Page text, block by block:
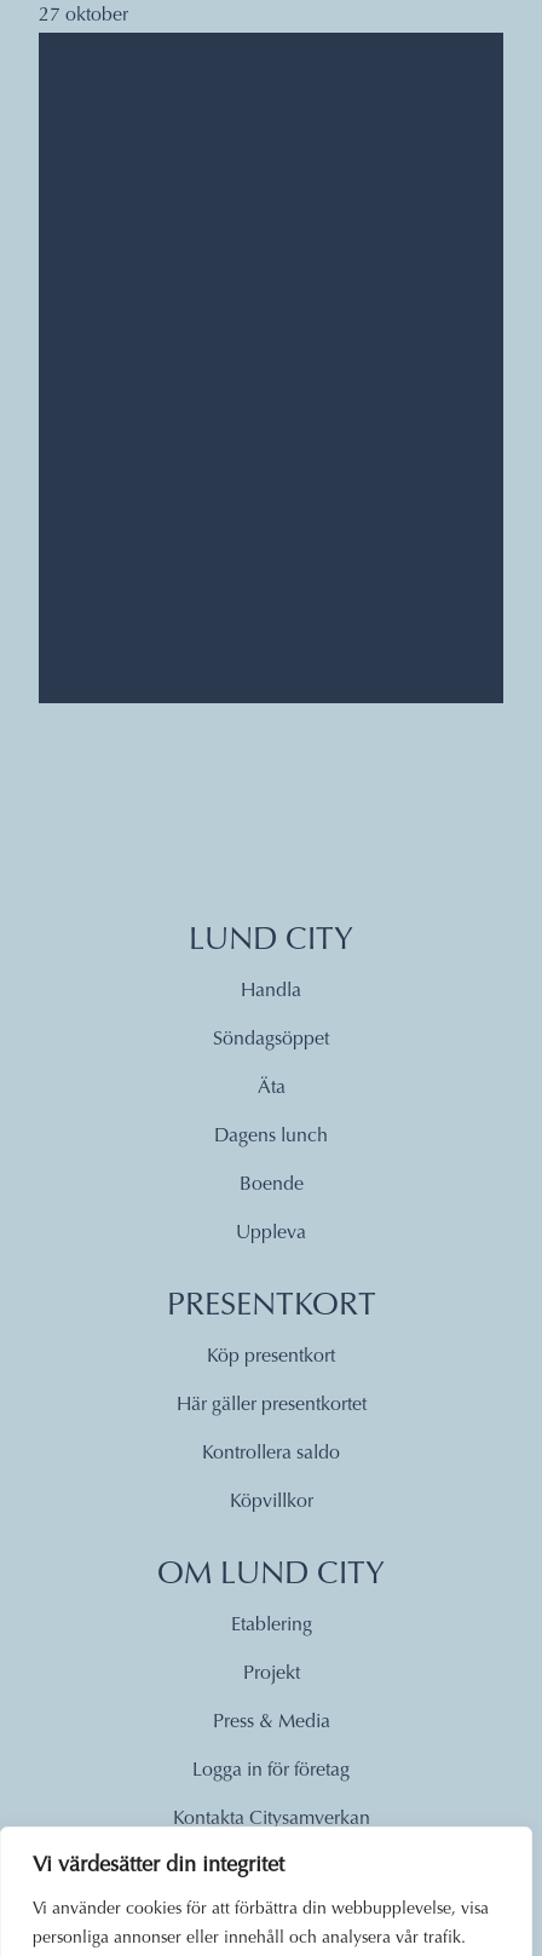
Vi värdesätter din integritet
Vi använder cookies för att förbättra din webbupplevelse, visa
personliga annonser eller innehåll och analysera vår trafik.
27 oktober
LUND CITY
Handla
Söndagsöppet
Äta
Dagens lunch
Boende
Uppleva
PRESENTKORT
Köp presentkort
Här gäller presentkortet
Kontrollera saldo
Köpvillkor
OM LUND CITY
Etablering
Projekt
Press & Media
Logga in för företag
Kontakta Citysamverkan